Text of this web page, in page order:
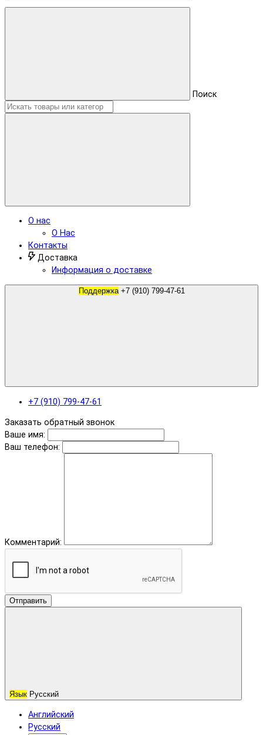
Поиск
О нас
О Нас
Контакты
Доставка
Информация о доставке
Поддержка +7 (910) 799-47-61
+7 (910) 799-47-61
Заказать обратный звонок
Ваше имя:
Ваш телефон:
Комментарий:
Отправить
Язык Русский
Английский
Русский